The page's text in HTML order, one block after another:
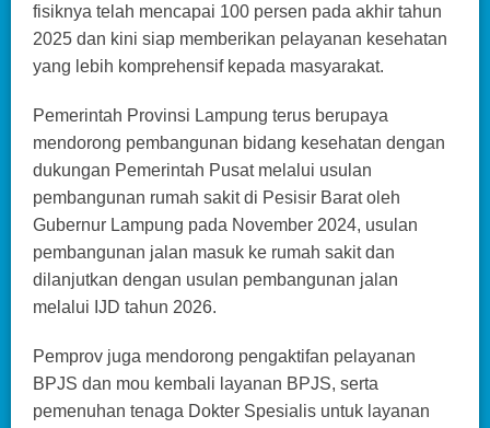
fisiknya telah mencapai 100 persen pada akhir tahun
2025 dan kini siap memberikan pelayanan kesehatan
yang lebih komprehensif kepada masyarakat.
Pemerintah Provinsi Lampung terus berupaya
mendorong pembangunan bidang kesehatan dengan
dukungan Pemerintah Pusat melalui usulan
pembangunan rumah sakit di Pesisir Barat oleh
Gubernur Lampung pada November 2024, usulan
pembangunan jalan masuk ke rumah sakit dan
dilanjutkan dengan usulan pembangunan jalan
melalui IJD tahun 2026.
Pemprov juga mendorong pengaktifan pelayanan
BPJS dan mou kembali layanan BPJS, serta
pemenuhan tenaga Dokter Spesialis untuk layanan